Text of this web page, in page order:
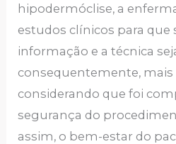
hipodermóclise, a
estudos clínicos para que
informação e a técnica
consequentemente, mais
considerando que foi
segurança do
assim, o bem-estar do